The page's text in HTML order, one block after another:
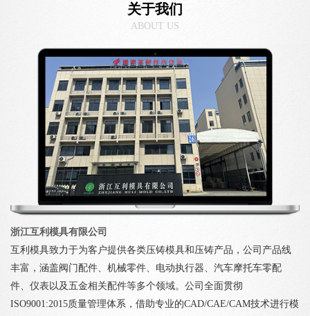
关于我们
ABOUT US
浙江互利模具有限公司
互利模具致力于为客户提供各类压铸模具和压铸产品，公司产品线
丰富，涵盖阀门配件、机械零件、电动执行器、汽车摩托车零配
件、仪表以及五金相关配件等多个领域。公司全面贯彻
ISO9001:2015质量管理体系，借助专业的CAD/CAE/CAM技术进行模